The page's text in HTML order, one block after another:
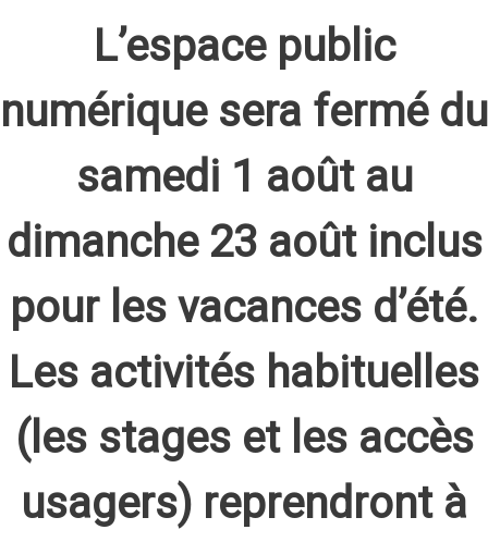
L’espace public
numérique sera fermé du
samedi 1 août au
dimanche 23 août inclus
pour les vacances d’été.
Les activités habituelles
(les stages et les accès
usagers) reprendront à